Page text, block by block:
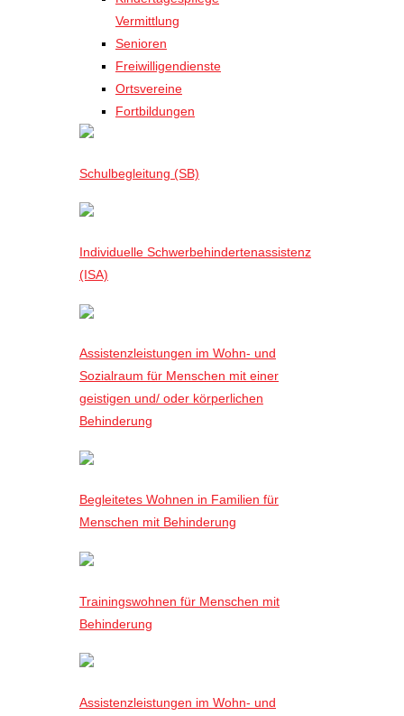
Vermittlung
Senioren
Freiwilligendienste
Ortsvereine
Fortbildungen
Schulbegleitung (SB)
Individuelle Schwerbehindertenassistenz
(ISA)
Assistenzleistungen im Wohn- und
Sozialraum für Menschen mit einer
geistigen und/ oder körperlichen
Behinderung
Begleitetes Wohnen in Familien für
Menschen mit Behinderung
Trainingswohnen für Menschen mit
Behinderung
Assistenzleistungen im Wohn- und